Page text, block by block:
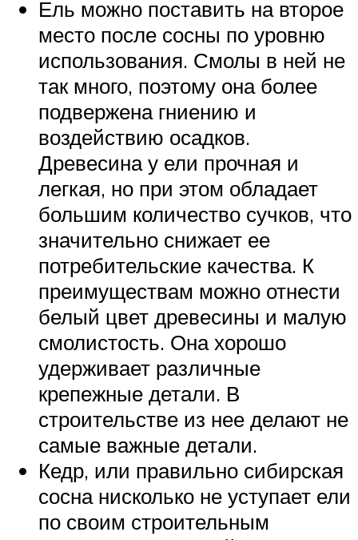
Ель можно поставить на второе
место после сосны по уровню
использования. Смолы в ней не
так много, поэтому она более
подвержена гниению и
воздействию осадков.
Древесина у ели прочная и
легкая, но при этом обладает
большим количество сучков, что
значительно снижает ее
потребительские качества. К
преимуществам можно отнести
белый цвет древесины и малую
смолистость. Она хорошо
удерживает различные
крепежные детали. В
строительстве из нее делают не
самые важные детали.
Кедр, или правильно сибирская
сосна нисколько не уступает ели
по своим строительным